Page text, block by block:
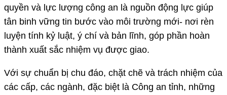
quyền và lực lượng công an là nguồn động lực giúp
tân binh vững tin bước vào môi trường mới- nơi rèn
luyện tính kỷ luật, ý chí và bản lĩnh, góp phần hoàn
thành xuất sắc nhiệm vụ được giao.
Với sự chuẩn bị chu đáo, chặt chẽ và trách nhiệm của
các cấp, các ngành, đặc biệt là Công an tỉnh, những